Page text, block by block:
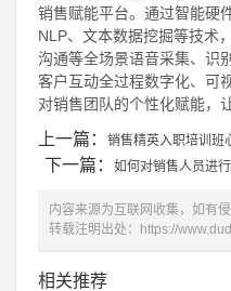
销售赋能平台。通过智能硬
NLP、文本数据挖掘等技术
沟通等全场景语音采集、识
客户互动全过程数字化、可
对销售团队的个性化赋能，
上一篇： 销售精英入职培训班
下一篇： 如何对销售人员进
内容来源为互联网收集，如有
转载注明出处： https://
相关推荐